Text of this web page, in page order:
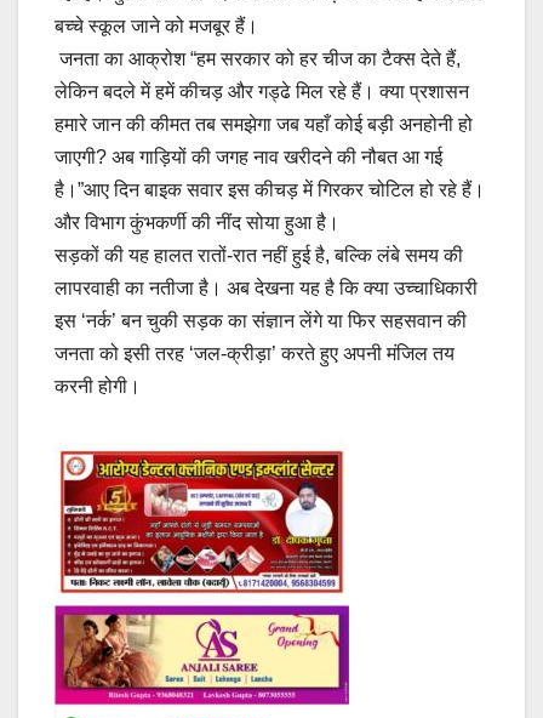
बच्चे स्कूल जाने को मजबूर हैं।
​ जनता का आक्रोश “हम सरकार को हर चीज का टैक्स देते हैं,
लेकिन बदले में हमें कीचड़ और गड्ढे मिल रहे हैं। क्या प्रशासन
हमारे जान की कीमत तब समझेगा जब यहाँ कोई बड़ी अनहोनी हो
जाएगी? अब गाड़ियों की जगह नाव खरीदने की नौबत आ गई
है।”आए दिन बाइक सवार इस कीचड़ में गिरकर चोटिल हो रहे हैं।
और विभाग कुंभकर्णी की नींद सोया हुआ है।
सड़कों की यह हालत रातों-रात नहीं हुई है, बल्कि लंबे समय की
लापरवाही का नतीजा है। अब देखना यह है कि क्या उच्चाधिकारी
इस ‘नर्क’ बन चुकी सड़क का संज्ञान लेंगे या फिर सहसवान की
जनता को इसी तरह ‘जल-क्रीड़ा’ करते हुए अपनी मंजिल तय
करनी होगी।